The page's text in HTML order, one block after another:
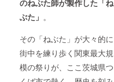
のねぶた師が製作した「ね
ぶた」 。
その「ねぶた」が大々的に
街中を練り歩く関東最大規
模の祭りが、ここ茨城県つ